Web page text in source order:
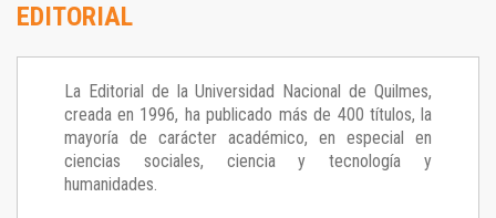
EDITORIAL
La Editorial de la Universidad Nacional de Quilmes,
creada en 1996, ha publicado más de 400 títulos, la
mayoría de carácter académico, en especial en
ciencias sociales, ciencia y tecnología y
humanidades.